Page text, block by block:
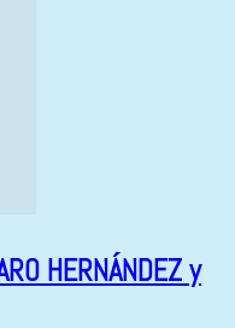
HERNÁNDEZ y